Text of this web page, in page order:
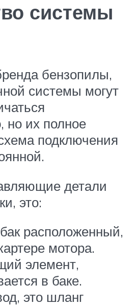
системы
бензопилы,
системы могут
но их полное
подключения
детали
это:
расположенный,
мотора.
элемент,
в баке.
это шланг